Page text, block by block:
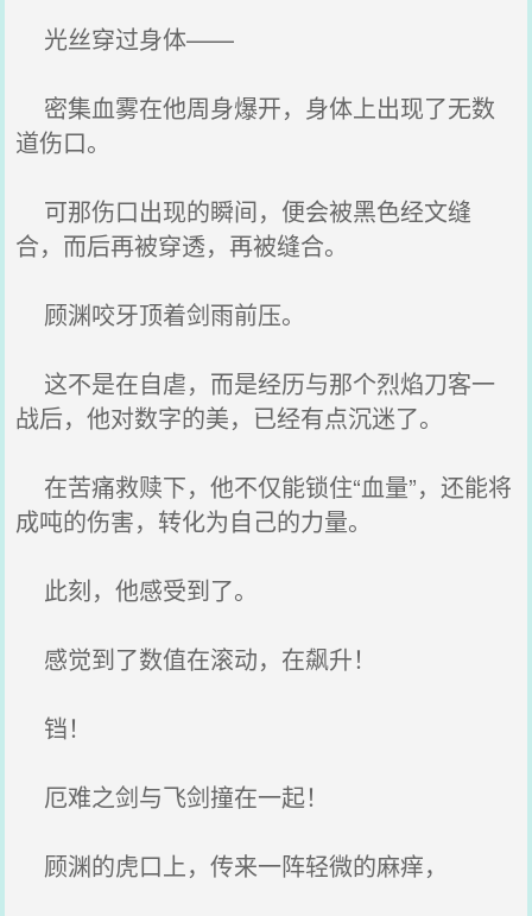
光丝穿过身体——
密集血雾在他周身爆开，身体上出现了无数
道伤口。
可那伤口出现的瞬间，便会被黑色经文缝
合，而后再被穿透，再被缝合。
顾渊咬牙顶着剑雨前压。
这不是在自虐，而是经历与那个烈焰刀客一
战后，他对数字的美，已经有点沉迷了。
在苦痛救赎下，他不仅能锁住“血量”，还能将
成吨的伤害，转化为自己的力量。
此刻，他感受到了。
感觉到了数值在滚动，在飙升！
铛！
厄难之剑与飞剑撞在一起！
顾渊的虎口上，传来一阵轻微的麻痒，